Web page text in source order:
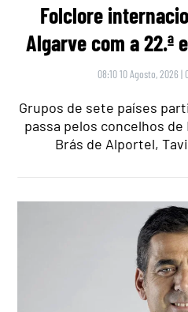
Folclore
Algarve com a 22.ª
08:10 10 Agosto, 2026 |
Grupos de sete países
passa pelos concelhos de
Brás de Alportel,